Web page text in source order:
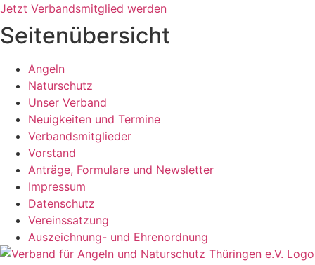
Jetzt Verbandsmitglied werden
Seitenübersicht
Angeln
Naturschutz
Unser Verband
Neuigkeiten und Termine
Verbandsmitglieder
Vorstand
Anträge, Formulare und Newsletter
Impressum
Datenschutz
Vereinssatzung
Auszeichnung- und Ehrenordnung